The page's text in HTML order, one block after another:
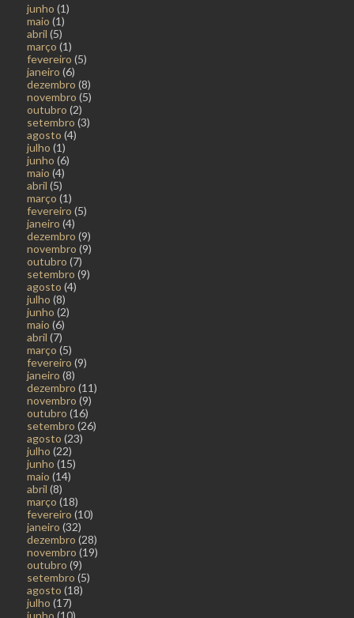
junho (1)
maio (1)
abril (5)
março (1)
fevereiro (5)
janeiro (6)
dezembro (8)
novembro (5)
outubro (2)
setembro (3)
agosto (4)
julho (1)
junho (6)
maio (4)
abril (5)
março (1)
fevereiro (5)
janeiro (4)
dezembro (9)
novembro (9)
outubro (7)
setembro (9)
agosto (4)
julho (8)
junho (2)
maio (6)
abril (7)
março (5)
fevereiro (9)
janeiro (8)
dezembro (11)
novembro (9)
outubro (16)
setembro (26)
agosto (23)
julho (22)
junho (15)
maio (14)
abril (8)
março (18)
fevereiro (10)
janeiro (32)
dezembro (28)
novembro (19)
outubro (9)
setembro (5)
agosto (18)
julho (17)
junho (10)